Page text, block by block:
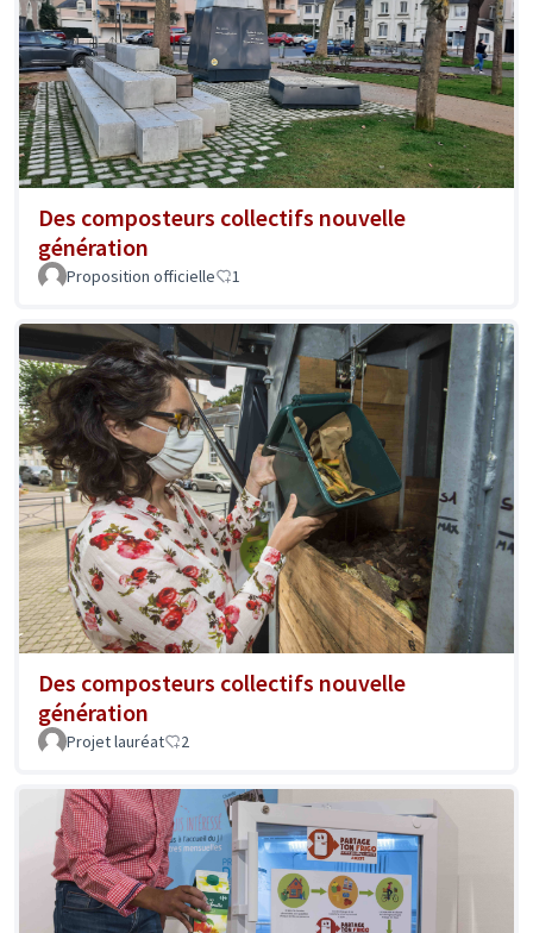
Des composteurs collectifs nouvelle
génération
Proposition officielle 1
Des composteurs collectifs nouvelle
génération
Projet lauréat 2